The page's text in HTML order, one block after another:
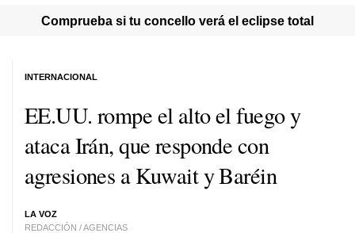
Comprueba si tu concello verá el eclipse total
EE.UU. rompe el alto el fuego y
ataca Irán, que responde con
agresiones a Kuwait y Baréin
LA VOZ
REDACCIÓN / AGENCIAS
INTERNACIONAL